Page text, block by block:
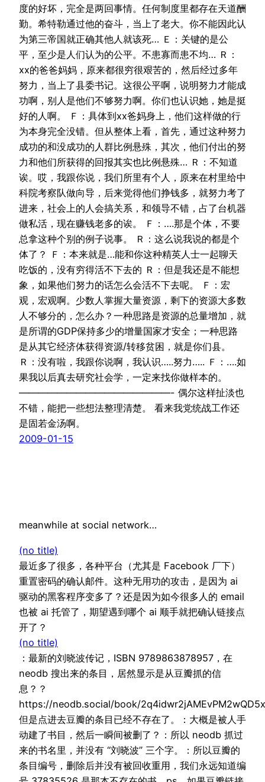
度的好坏，完全是两回事情。任何制度里都存在天道酬
勤。希特勒通过他的奋斗，当上了老大。你不能因此认
为第三帝国就正确其他人就该死… Ｅ：关键的是公
平，至少是人们认为的公平。不患寡而患不均… Ｒ：
xx的爸爸妈妈，原来都很穷很艰苦的，然后经过多年
努力，当上了县委书记。这很公平啊，说明努力才能成
功啊，别人是他们不够努力啊。你们也认识她，她是挺
好的人啊。 Ｆ：具体到xx爸妈身上，他们这样做的行
为本身完全没错。但从整体上看，首先，通过这种努力
成功的和没成功的人群比例悬殊，其次，他们付出的努
力和他们所获得的回报其实也比例悬殊… Ｒ：不知道
诶。哎，我跟你说，我们所里有个人，原来在村里给中
科院考察队做向导，后来觉得他们挣钱多，就努力考了
进来，社会上的人会搞关系，和领导不错，占了台机器
做私活，现在赚钱老多的诶。 Ｆ：….那是个体，不要
总拿这种个别的例子说事。 Ｒ：这么说我说的都是个
体了？ Ｆ：本来就是…能和你这种精英人士一起聊天
吃饭的，没有穷得活不下去的 Ｒ：但是我还是不能想
象，如果他们努力的话怎么会活不下去呢。 Ｆ：宏
观，宏观啊。少数人掌握大量资源，剩下的资源大多数
人不够分的，怎么办？一种思路是资源的总量增加，就
是所谓的GDP保持多少的增量国家才安全；一种思路
是从其它经济体获得资源/转移贫困，就是你们县。
Ｒ：没有啦，我跟你说啊，我认识…..努力….. Ｆ：….如
果我以后真去研究社会学，一定来找你做样本的。
————————————————- 偶尔这样扯淡也
不错，能把一些想法整理清楚。 看来我党统战工作还
是固若金汤啊。
2009-01-15
meanwhile at social network…
(no title)
最近多了很多，各种平台（尤其是 Facebook 厂下）
重置密码的确认邮件。这种无用功的攻击，是因为 ai
驱动的黑客程序变多了？还是因为如今很多人的 email
也被 ai 托管了，期望遇到哪个 ai 顺手就把确认链接点
开了？
(no title)
：最新的刘晓波传记，ISBN 9789863878957，在
neodb 搜出来的条目，居然显示是从豆瓣抓的信
息？？
https://neodb.social/book/
但是点进去豆瓣的条目已经不存在了。：大概是被人手
动建了书目，然后一瞬间被删了？：所以 neodb 抓过
来的书名里，并没有 “刘晓波” 三个字。：所以豆瓣的
条目编号，删除后并没有被回收重用，我们永远知道编